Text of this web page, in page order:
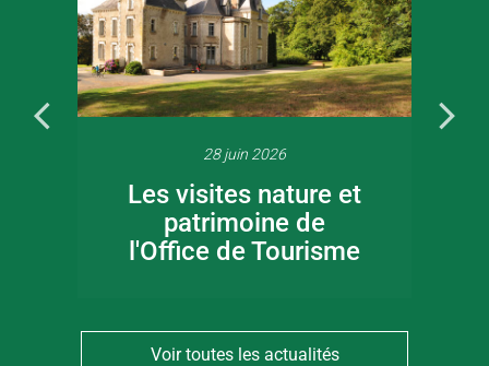
28 juin 2026
Les visites nature et
patrimoine de
l'Office de Tourisme
Voir toutes les actualités